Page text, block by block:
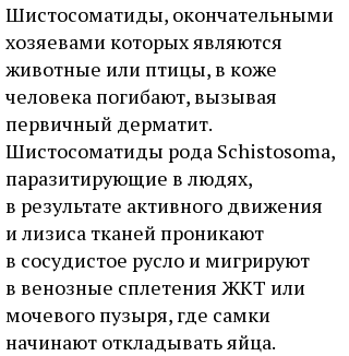
Шистосоматиды, окончательными
хозяевами которых являются
животные или птицы, в коже
человека погибают, вызывая
первичный дерматит.
Шистосоматиды рода Schistosoma,
паразитирующие в людях,
в результате активного движения
и лизиса тканей проникают
в сосудистое русло и мигрируют
в венозные сплетения ЖКТ или
мочевого пузыря, где самки
начинают откладывать яйца.